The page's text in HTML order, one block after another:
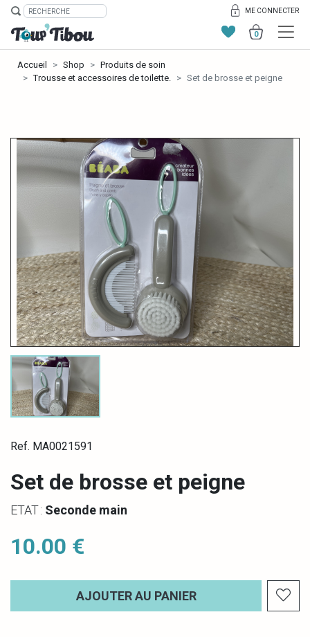
ME CONNECTER
0
Accueil Shop
Produits de soin
Trousse et accessoires de toilette.
Set de brosse et peigne
Ref. MA0021591
Set de brosse et peigne
ETAT : Seconde main
10.00 €
AJOUTER AU PANIER